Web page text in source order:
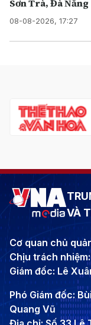
Sơn Trà, Đà Nẵng
08-08-2026, 17:27
VÀ
Cơ quan chủ
Chịu trách nhiệm:
Giám đốc: Lê
Phó Giám đốc:
Quang Vũ